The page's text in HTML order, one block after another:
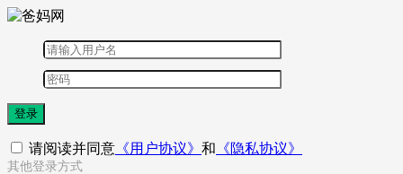
登录
请阅读并同意 《用户协议》 和 《隐私协议》
其他登录方式